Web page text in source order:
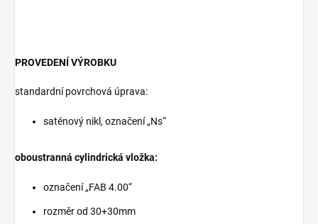
PROVEDENÍ VÝROBKU
standardní povrchová úprava:
saténový nikl, označení „Ns“
oboustranná cylindrická vložka:
označení „FAB 4.00“
rozměr od 30+30mm